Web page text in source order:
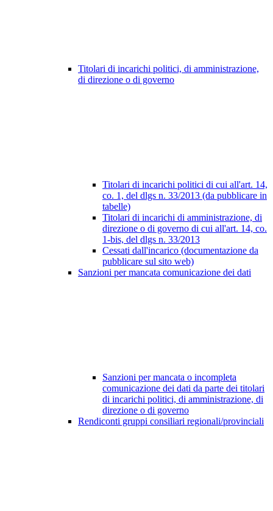
Titolari di incarichi politici, di amministrazione,
di direzione o di governo
Titolari di incarichi politici di cui all'art. 14,
co. 1, del dlgs n. 33/2013 (da pubblicare in
tabelle)
Titolari di incarichi di amministrazione, di
direzione o di governo di cui all'art. 14, co.
1-bis, del dlgs n. 33/2013
Cessati dall'incarico (documentazione da
pubblicare sul sito web)
Sanzioni per mancata comunicazione dei dati
Sanzioni per mancata o incompleta
comunicazione dei dati da parte dei titolari
di incarichi politici, di amministrazione, di
direzione o di governo
Rendiconti gruppi consiliari regionali/provinciali